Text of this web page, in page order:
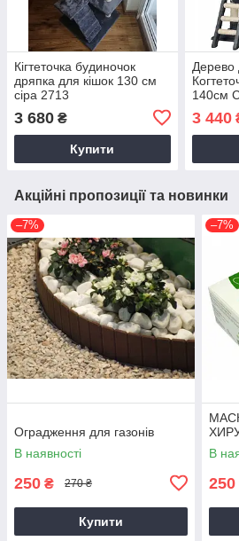
Кігтеточка будиночок
дряпка для кішок 130 см
сіра 2713
3 680 ₴
Купити
Дерево
140см
3 440
Акційні пропозиції та новинки
–7%
Оградження для газонів
В наявності
250 ₴ 270 ₴
Купити
–7%
В
250